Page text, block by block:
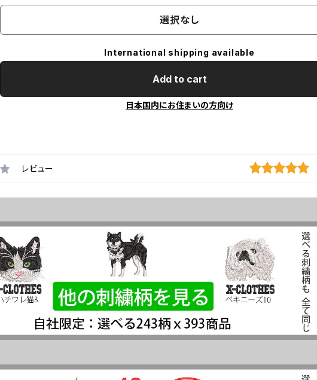
選択なし
International shipping available
Add to cart
日本国内にお住まいの方向け
レビュー